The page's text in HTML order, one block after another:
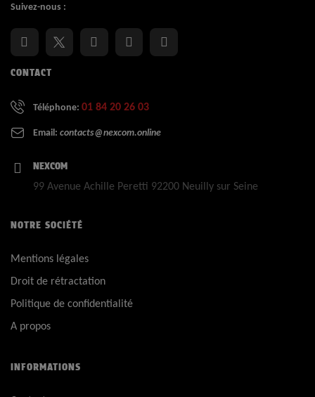
Suivez-nous :
CONTACT
Téléphone: 01 84 20 26 03
Email: contacts@nexcom.online
NEXCOM
99 Avenue Achille Peretti 92200 Neuilly sur Seine
NOTRE SOCIÉTÉ
Mentions légales
Droit de rétractation
Politique de confidentialité
A propos
INFORMATIONS